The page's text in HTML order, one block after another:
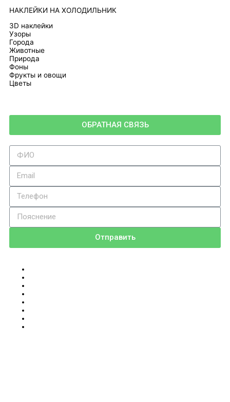
НАКЛЕЙКИ НА ХОЛОДИЛЬНИК
3D наклейки
Узоры
Города
Животные
Природа
Фоны
Фрукты и овощи
Цветы
ОБРАТНАЯ СВЯЗЬ
Отправить